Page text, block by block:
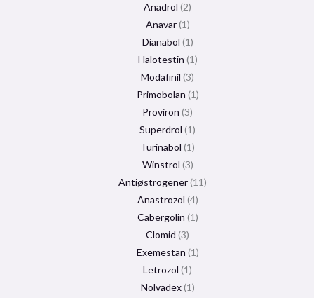
Anadrol 2
Anavar 1
Dianabol 1
Halotestin 1
Modafinil 3
Primobolan 1
Proviron 3
Superdrol 1
Turinabol 1
Winstrol 3
Antiøstrogener 11
Anastrozol 4
Cabergolin 1
Clomid 3
Exemestan 1
Letrozol 1
Nolvadex 1